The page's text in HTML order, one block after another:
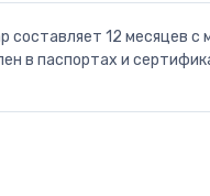
составляет 12 месяцев с
в паспортах и